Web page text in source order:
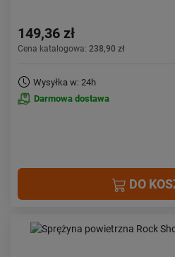
149,36 zł
Cena katalogowa: 238,90 zł
Wysyłka w: 24h
Darmowa dostawa
DO